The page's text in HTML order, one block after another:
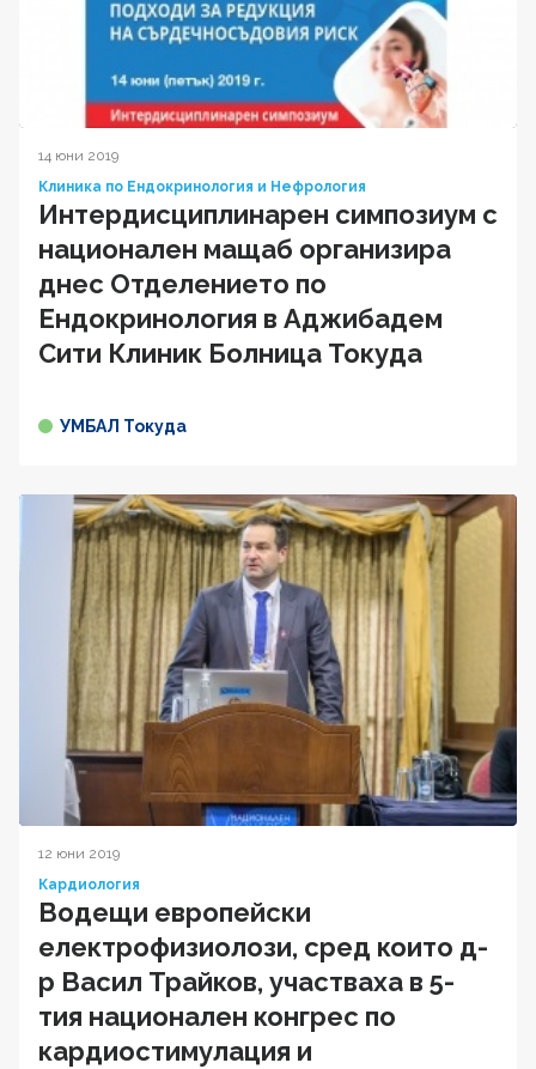
14 юни 2019
Клиника по Ендокринология и Нефрология
Интердисциплинарен симпозиум с
национален мащаб организира
днес Отделението по
Ендокринология в Аджибадем
Сити Клиник Болница Токуда
УМБАЛ Токуда
12 юни 2019
Кардиология
Водещи европейски
електрофизиолози, сред които д-
р Васил Трайков, участваха в 5-
тия национален конгрес по
кардиостимулация и